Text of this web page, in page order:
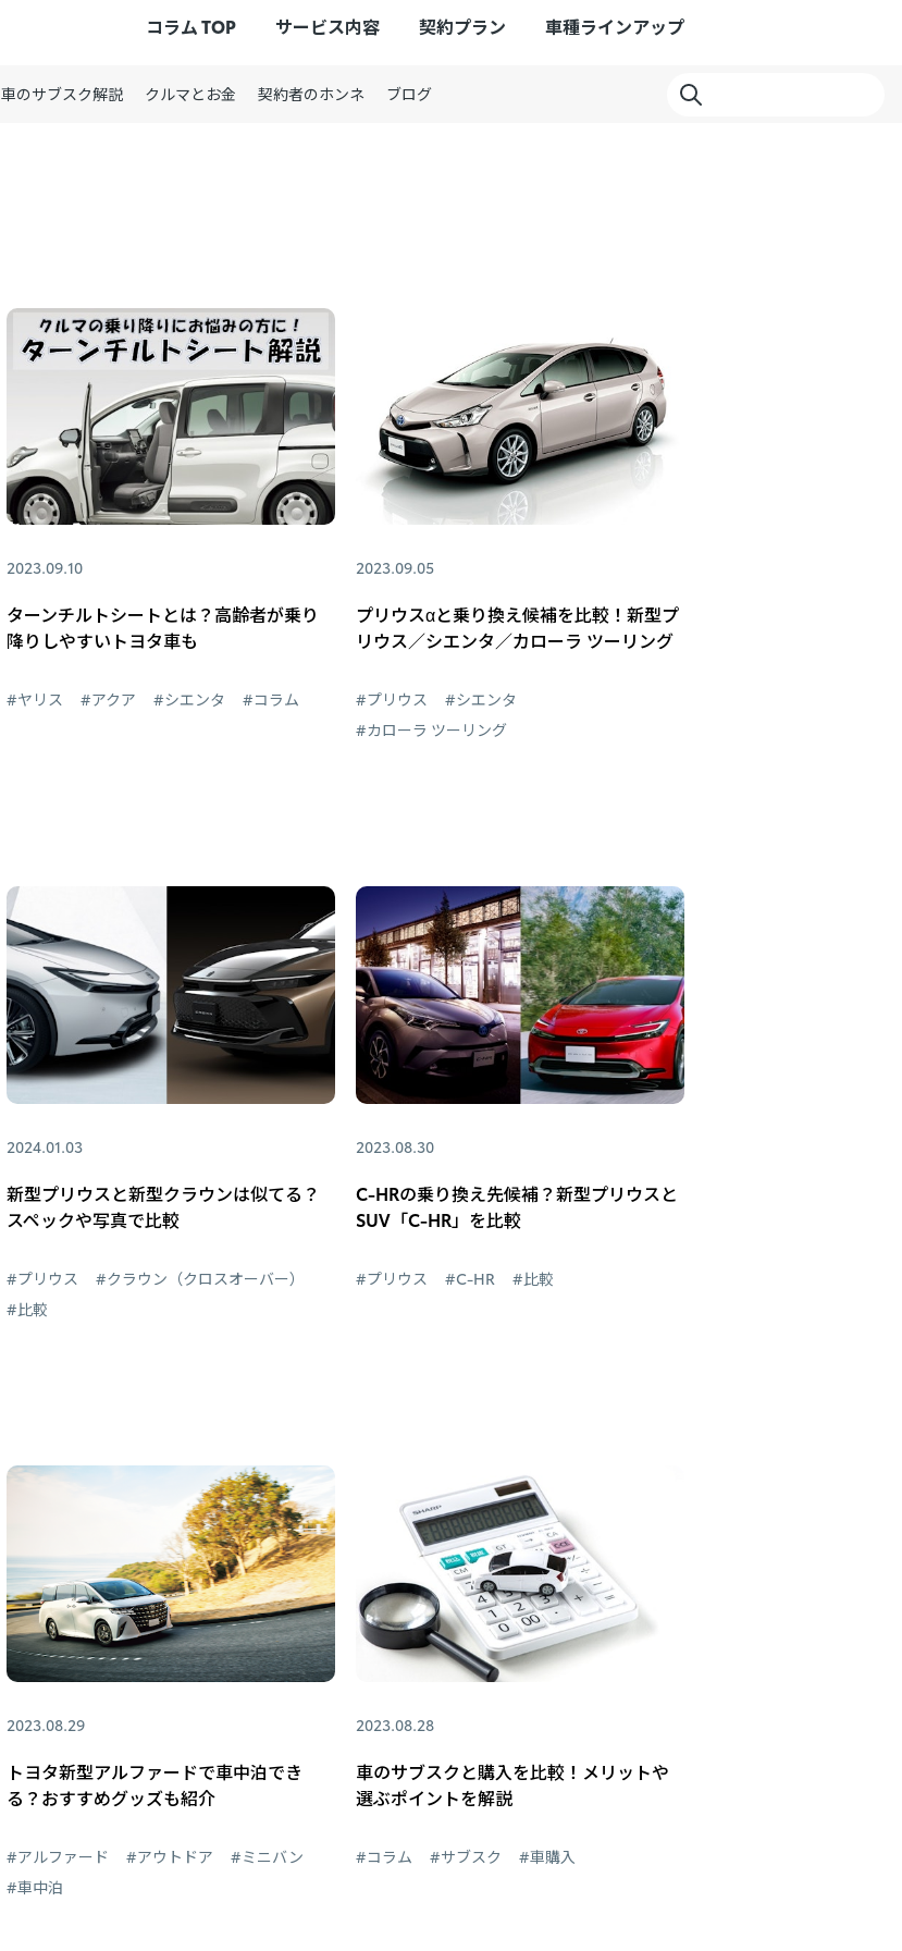
コラム TOP サービス内容 契約プラン 車種ラインアップ
車のサブスク解説 クルマとお金 契約者のホンネ ブログ
2023.09.10
ターンチルトシートとは？高齢者が乗り
降りしやすいトヨタ車も
#ヤリス #アクア #シエンタ #コラム
2023.09.05
プリウスαと乗り換え候補を比較！新型プ
リウス／シエンタ／カローラ ツーリング
#プリウス
#シエンタ
#カローラ ツーリング
2024.01.03
新型プリウスと新型クラウンは似てる？
スペックや写真で比較
#プリウス
#クラウン（クロスオーバー）
#比較
2023.08.30
C-HRの乗り換え先候補？新型プリウスと
SUV「C-HR」を比較
#プリウス #C-HR #比較
2023.08.29
トヨタ新型アルファードで車中泊でき
る？おすすめグッズも紹介
#アルファード #アウトドア
#ミニバン
#車中泊
2023.08.28
車のサブスクと購入を比較！メリットや
選ぶポイントを解説
#コラム #サブスク #車購入